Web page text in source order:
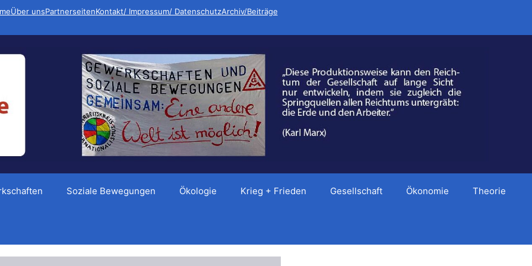
Über unsPartnerseitenKontakt/ Impressum/ DatenschutzArchiv/Beiträge
Soziale Bewegungen Ökologie Krieg + Frieden Gesellschaft Ökonomie Theorie